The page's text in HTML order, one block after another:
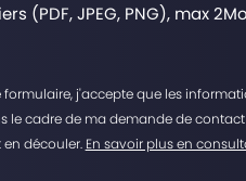
(PDF, JPEG, PNG), max
formulaire, j'accepte que les
le cadre de ma demande de
découler. En savoir plus en